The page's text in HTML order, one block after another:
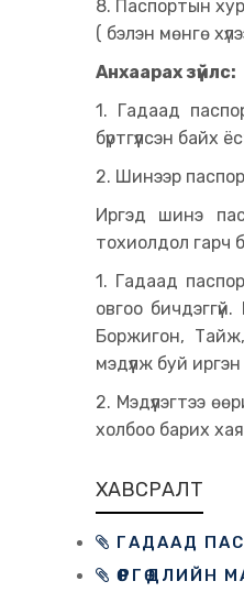
8. Паспортын
( бэлэн мөнгө
Анхаарах зүйлс:
1. Гадаад
бүртгүүлсэн байх
2. Шинээр
Иргэд шинэ
тохиолдол гарч
1. Гадаад
овгоо
Боржигон,
мэдүүлж буй
2. Мэдүүлэгтээ
холбоо барих
ХАВСРАЛТ
ГАДААД
ӨРГӨДЛИЙН